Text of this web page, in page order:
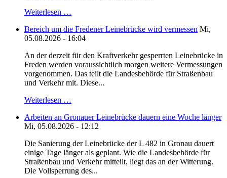
Weiterlesen …
Bereich um die Fredener Leinebrücke wird vermessen Mi,
05.08.2026 - 16:04
An der derzeit für den Kraftverkehr gesperrten Leinebrücke in
Freden werden voraussichtlich morgen weitere Vermessungen
vorgenommen. Das teilt die Landesbehörde für Straßenbau
und Verkehr mit. Diese...
Weiterlesen …
Arbeiten an Gronauer Leinebrücke dauern eine Woche länger
Mi, 05.08.2026 - 12:12
Die Sanierung der Leinebrücke der L 482 in Gronau dauert
einige Tage länger als geplant. Wie die Landesbehörde für
Straßenbau und Verkehr mitteilt, liegt das an der Witterung.
Die Vollsperrung des...